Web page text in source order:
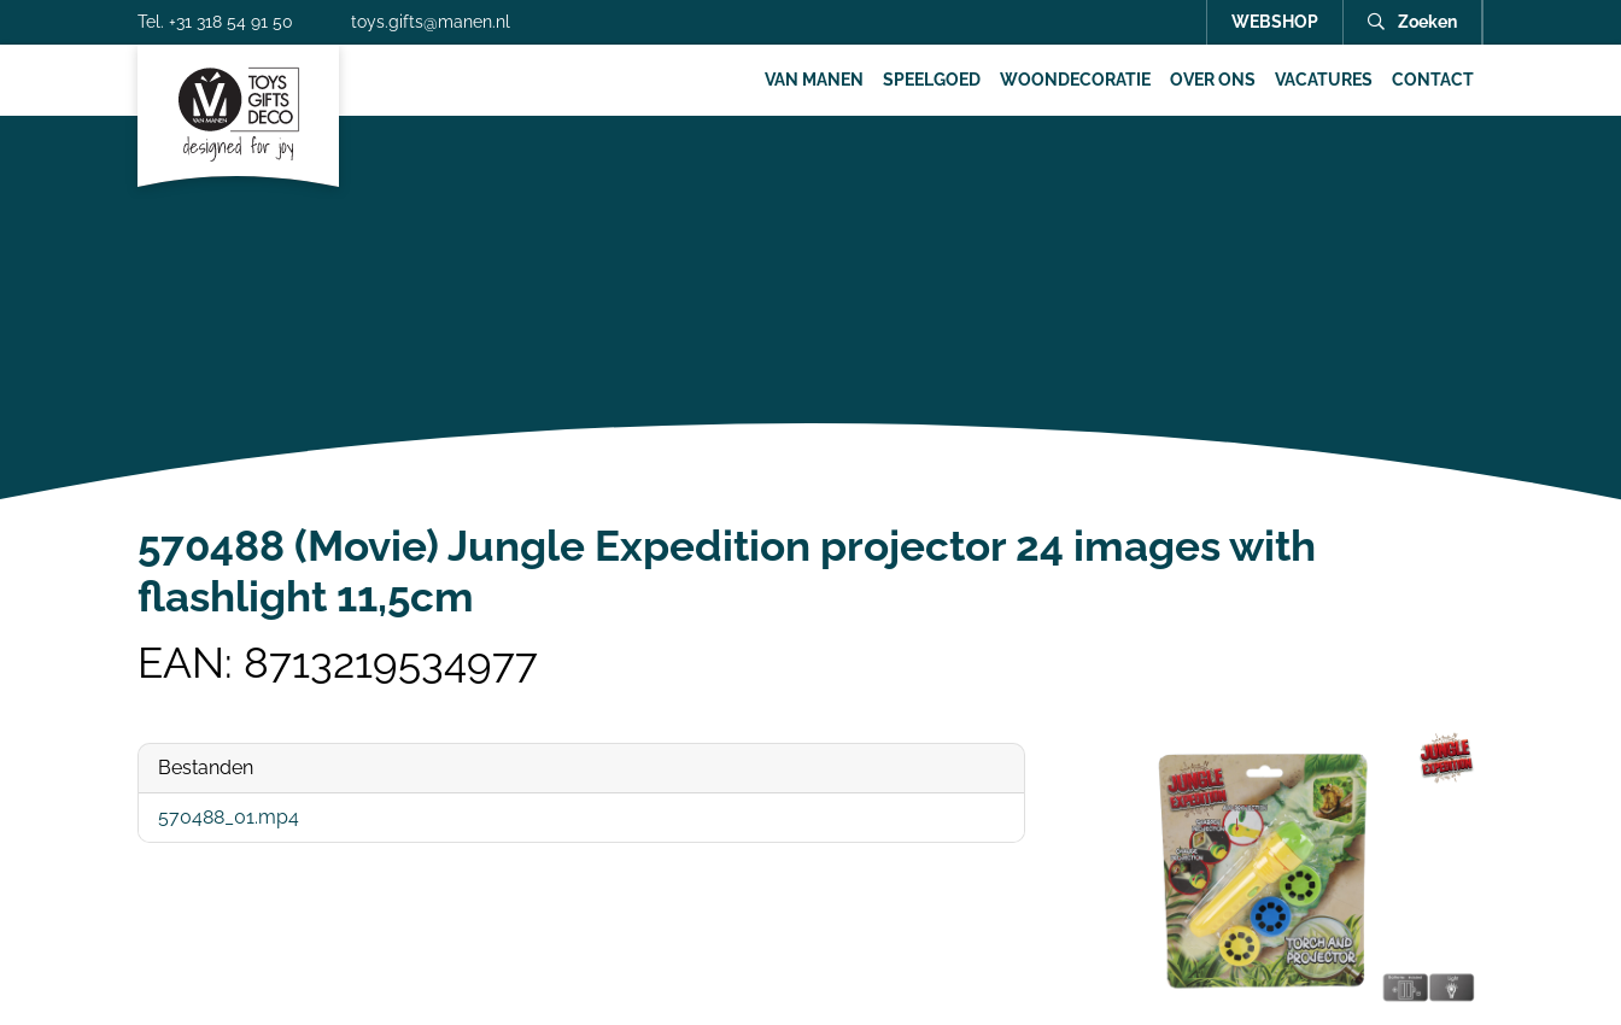
Tel. +31 318 54 91 50 toys.gifts@manen.nl WEBSHOP Zoeken
VAN MANEN SPEELGOED WOONDECORATIE OVER ONS VACATURES CONTACT
570488 (Movie) Jungle Expedition projector 24 images with
flashlight 11,5cm
EAN: 8713219534977
Bestanden
570488_01.mp4